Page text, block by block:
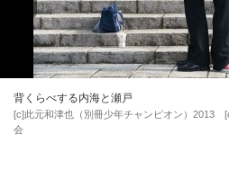
背くらべする内海と瀬戸
[c]此元和津也（別冊少年チャンピオン）2013
会